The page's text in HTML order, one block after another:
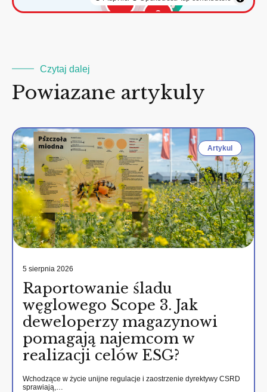
2
Czytaj dalej
Powiazane artykuly
Artykul
5 sierpnia 2026
Raportowanie śladu
węglowego Scope 3. Jak
deweloperzy magazynowi
pomagają najemcom w
realizacji celów ESG?
Wchodzące w życie unijne regulacje i zaostrzenie dyrektywy CSRD
sprawiają,…